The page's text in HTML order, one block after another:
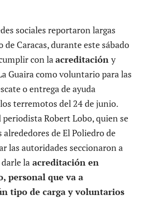
sociales reportaron largas
de Caracas, durante este sábado
con laacreditación y
Guaira como voluntario para las
o entrega de ayuda
terremotos del 24 de junio.
periodista Robert Lobo, quien se
de El Poliedro de
las autoridades seccionaron a
la acreditación en
personal que va a
tipo de carga y voluntarios